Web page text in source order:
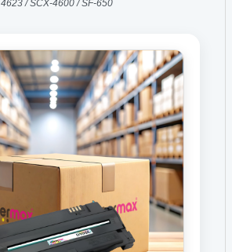
4623 / SCX-4600 / SF-650